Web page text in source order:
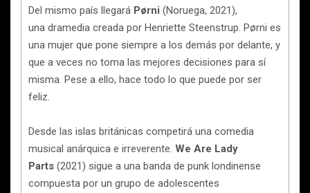
Del mismo país llegará Pørni (Noruega, 2021),
una dramedia creada por Henriette Steenstrup. Pørni es
una mujer que pone siempre a los demás por delante, y
que a veces no toma las mejores decisiones para sí
misma. Pese a ello, hace todo lo que puede por ser
feliz.
Desde las islas británicas competirá una comedia
musical anárquica e irreverente. We Are Lady
Parts (2021) sigue a una banda de punk londinense
compuesta por un grupo de adolescentes